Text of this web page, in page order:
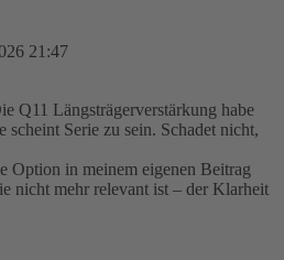
21:47
Q11 Längsträgerverstärkung habe
scheint Serie zu sein. Schadet nicht,
Option in meinem eigenen Beitrag
nicht mehr relevant ist – der Klarheit